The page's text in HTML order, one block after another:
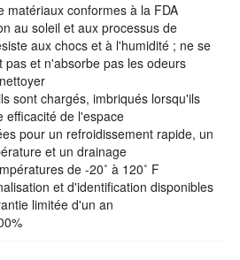
matériaux conformes à la FDA
au soleil et aux processus de
aux chocs et à l'humidité ; ne se
pas et n'absorbe pas les odeurs
sont chargés, imbriqués lorsqu'ils
efficacité de l'espace
pour un refroidissement rapide, un
et un drainage
de -20˚ à 120˚ F
et d'identification disponibles
limitée d'un an